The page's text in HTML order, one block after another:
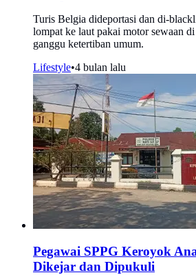
Turis Belgia dideportasi dan di-
lompat ke laut pakai motor sewaan
ganggu ketertiban umum.
Lifestyle•4 bulan lalu
Pegawai SPPG Keroyok
Dikejar dan Dipukuli